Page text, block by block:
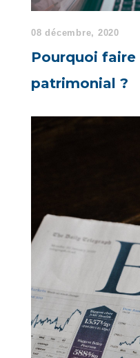
08 décembre, 2020
Pourquoi faire
patrimonial ?